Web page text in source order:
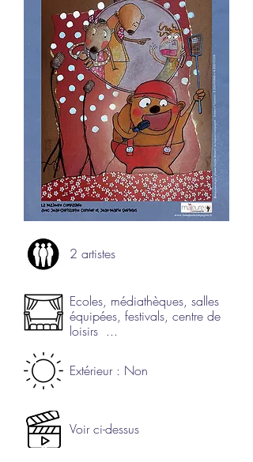
2 artistes
Ecoles, médiathèques, salles
équipées, festivals, centre de
loisirs ...
Extérieur : Non
Voir ci-dessus